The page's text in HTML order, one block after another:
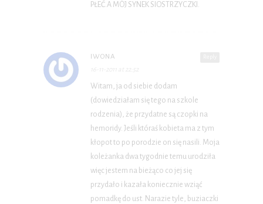
PŁEĆ.A MÓJ SYNEK SIOSTRZYCZKI.
IWONA
16-11-2011 at 22:52
Witam, ja od siebie dodam
(dowiedziałam się tego na szkole
rodzenia), że przydatne są czopki na
hemoridy. Jeśli któraś kobieta ma z tym
kłopot to po porodzie on się nasili. Moja
koleżanka dwa tygodnie temu urodziła
więc jestem na bieżąco co jej się
przydało i kazała koniecznie wziąć
pomadkę do ust. Narazie tyle, buziaczki